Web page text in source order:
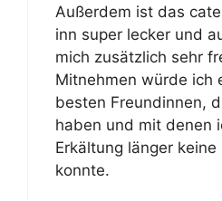
Außerdem ist das
inn super lecker und
mich zusätzlich sehr
Mitnehmen würde ich
besten Freundinnen,
haben und mit denen
Erkältung länger
konnte.